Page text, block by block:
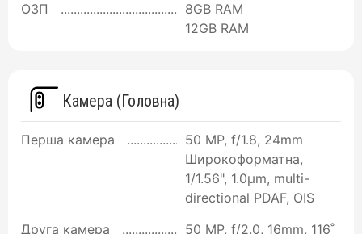
ОЗП
8GB RAM
12GB RAM
Камера (Головна)
Перша камера
50 MP, f/1.8, 24mm
Широкоформатна,
1/1.56", 1.0µm, multi-
directional PDAF, OIS
Друга камера
50 MP, f/2.0, 16mm, 116˚